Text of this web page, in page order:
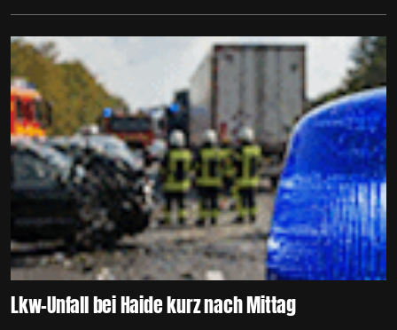
Lkw-Unfall bei Haide kurz nach Mittag